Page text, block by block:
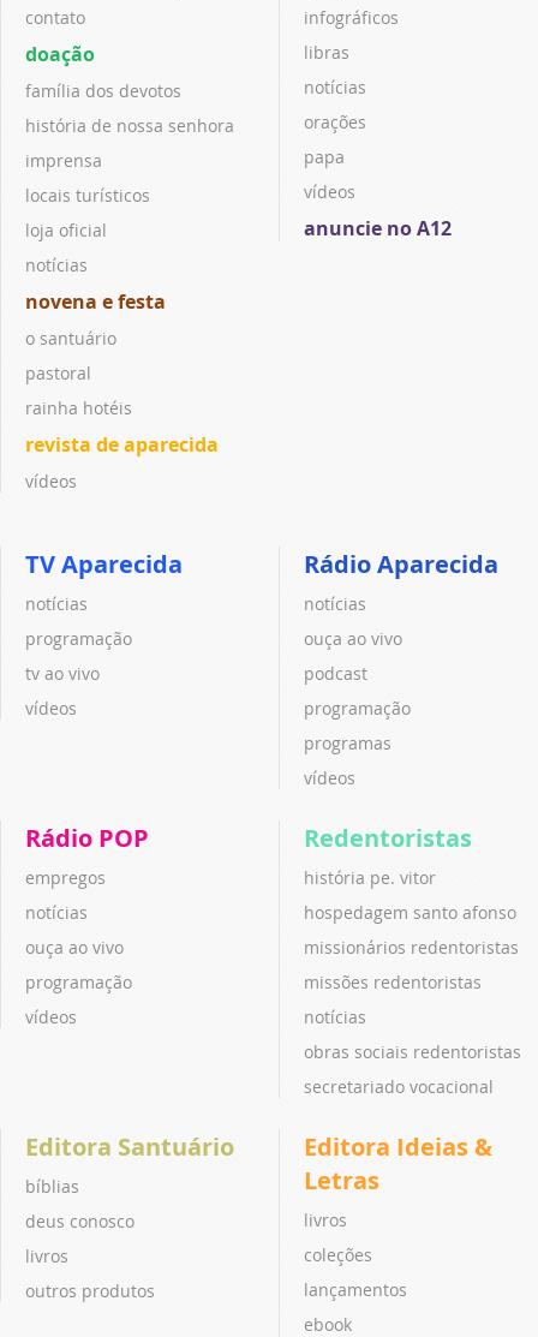
contato
doação
família dos devotos
história de nossa senhora
imprensa
locais turísticos
loja oficial
notícias
novena e festa
o santuário
pastoral
rainha hotéis
revista de aparecida
vídeos
infográficos
libras
notícias
orações
papa
vídeos
anuncie no A12
TV Aparecida
notícias
programação
tv ao vivo
vídeos
Rádio Aparecida
notícias
ouça ao vivo
podcast
programação
programas
vídeos
Rádio POP
empregos
notícias
ouça ao vivo
programação
vídeos
Redentoristas
história pe. vitor
hospedagem santo afonso
missionários redentoristas
missões redentoristas
notícias
obras sociais redentoristas
secretariado vocacional
Editora Santuário
bíblias
deus conosco
livros
outros produtos
Editora Ideias &
Letras
livros
coleções
lançamentos
ebook